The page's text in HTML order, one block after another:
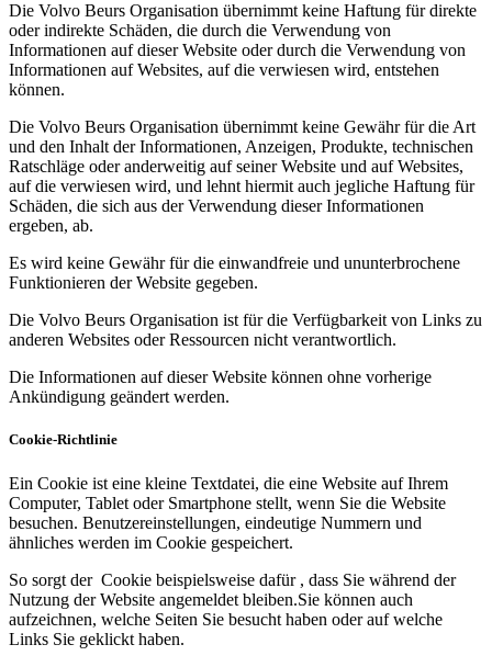
Die Volvo Beurs Organisation übernimmt keine Haftung für direkte
oder indirekte Schäden, die durch die Verwendung von
Informationen auf dieser Website oder durch die Verwendung von
Informationen auf Websites, auf die verwiesen wird, entstehen
können.
Die Volvo Beurs Organisation übernimmt keine Gewähr für die Art
und den Inhalt der Informationen, Anzeigen, Produkte, technischen
Ratschläge oder anderweitig auf seiner Website und auf Websites,
auf die verwiesen wird, und lehnt hiermit auch jegliche Haftung für
Schäden, die sich aus der Verwendung dieser Informationen
ergeben, ab.
Es wird keine Gewähr für die einwandfreie und ununterbrochene
Funktionieren der Website gegeben.
Die Volvo Beurs Organisation ist für die Verfügbarkeit von Links zu
anderen Websites oder Ressourcen nicht verantwortlich.
Die Informationen auf dieser Website können ohne vorherige
Ankündigung geändert werden.
Cookie-Richtlinie
Ein Cookie ist eine kleine Textdatei, die eine Website auf Ihrem
Computer, Tablet oder Smartphone stellt, wenn Sie die Website
besuchen. Benutzereinstellungen, eindeutige Nummern und
ähnliches werden im Cookie gespeichert.
So sorgt der Cookie beispielsweise dafür , dass Sie während der
Nutzung der Website angemeldet bleiben.Sie können auch
aufzeichnen, welche Seiten Sie besucht haben oder auf welche
Links Sie geklickt haben.